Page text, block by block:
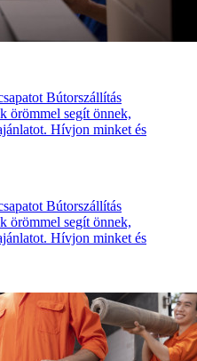
Bútorszállítás
örömmel segít önnek,
Hívjon minket és
Bútorszállítás
örömmel segít önnek,
Hívjon minket és